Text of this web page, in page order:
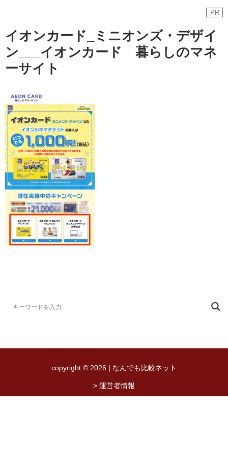
PR
イオンカード_ミニオンズ・デザイ
ン___イオンカード 暮らしのマネ
ーサイト
copyright © 2026 | なんでも比較ネット
> 運営者情報